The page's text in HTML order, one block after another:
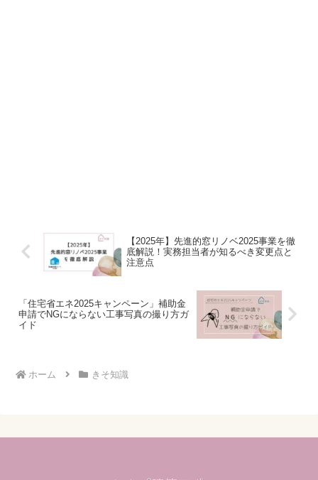
【2025年】先進的窓リノベ2025事業を徹
底解説！実務担当者が知るべき変更点と
注意点
「住宅省エネ2025キャンペーン」補助金
申請でNGにならない工事写真の撮り方ガ
イド
ホーム きそ知識